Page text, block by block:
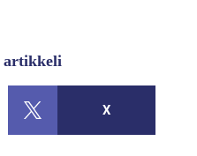
artikkeli
X